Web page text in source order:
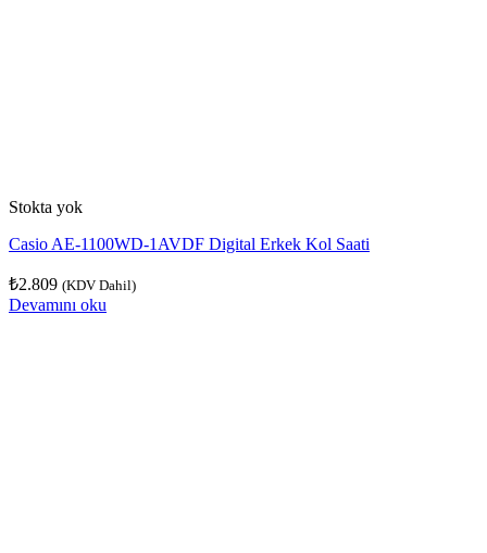
Stokta yok
Casio AE-1100WD-1AVDF Digital Erkek Kol Saati
₺2.809 (KDV Dahil)
Devamını oku